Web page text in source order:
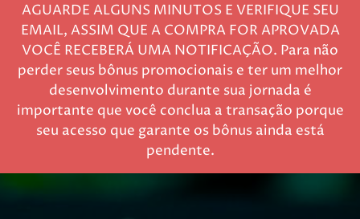
AGUARDE ALGUNS MINUTOS E VERIFIQUE SEU
EMAIL, ASSIM QUE A COMPRA FOR APROVADA
VOCÊ RECEBERÁ UMA NOTIFICAÇÃO. Para não
perder seus bônus promocionais e ter um melhor
desenvolvimento durante sua jornada é
importante que você conclua a transação porque
seu acesso que garante os bônus ainda está
pendente.